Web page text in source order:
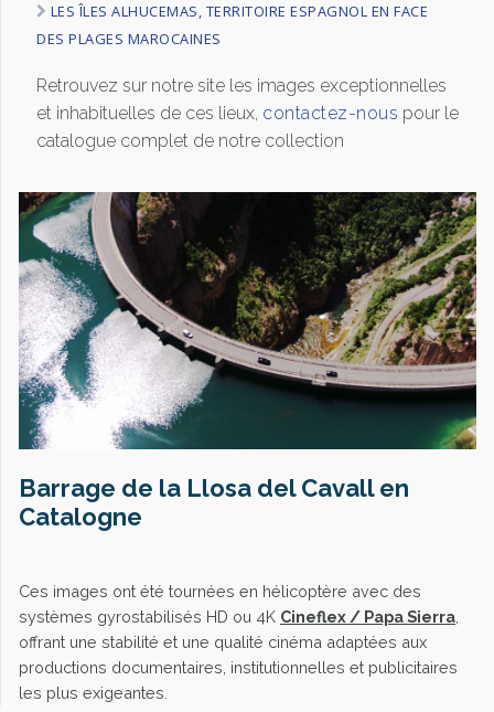
LES ÎLES ALHUCEMAS, TERRITOIRE ESPAGNOL EN FACE
DES PLAGES MAROCAINES
Retrouvez sur notre site les images exceptionnelles
et inhabituelles de ces lieux, contactez-nous pour le
catalogue complet de notre collection
Barrage de la Llosa del Cavall en
Catalogne
Ces images ont été tournées en hélicoptère avec des
systèmes gyrostabilisés HD ou 4K Cineflex / Papa Sierra,
offrant une stabilité et une qualité cinéma adaptées aux
productions documentaires, institutionnelles et publicitaires
les plus exigeantes.